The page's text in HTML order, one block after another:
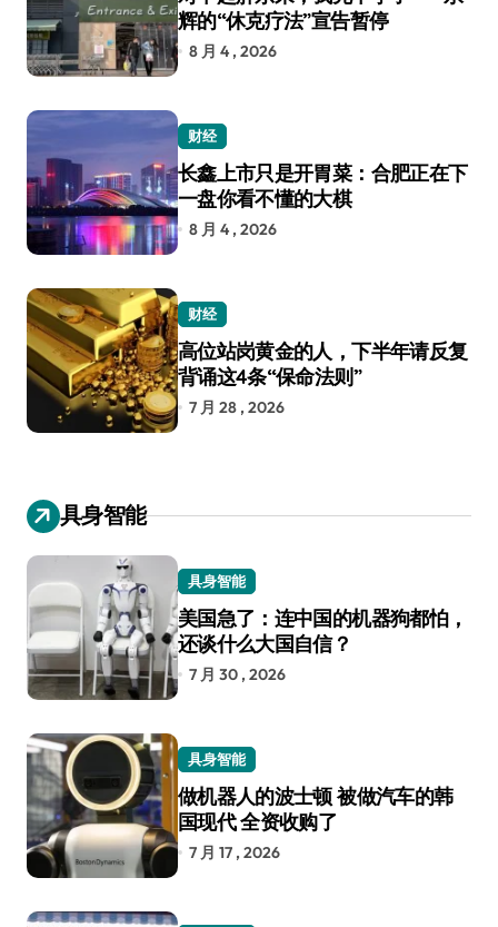
辉的“休克疗法”宣告暂停
8 月 4 , 2026
财经
长鑫上市只是开胃菜：合肥正在下
一盘你看不懂的大棋
8 月 4 , 2026
财经
高位站岗黄金的人，下半年请反复
背诵这4条“保命法则”
7 月 28 , 2026
具身智能
具身智能
美国急了：连中国的机器狗都怕，
还谈什么大国自信？
7 月 30 , 2026
具身智能
做机器人的波士顿 被做汽车的韩
国现代 全资收购了
7 月 17 , 2026